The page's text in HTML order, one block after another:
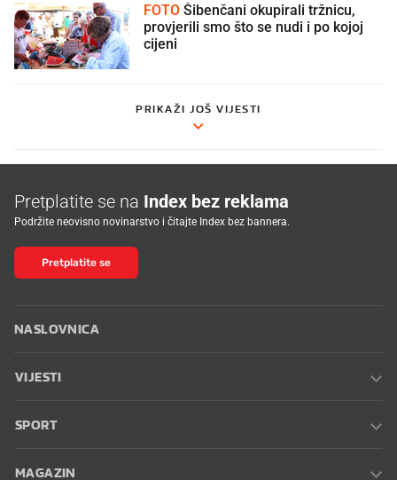
FOTO
provjerili smo što se nudi i po kojoj
cijeni
PRIKAŽI JOŠ VIJESTI
Pretplatite se na Index bez reklama
Podržite neovisno novinarstvo i čitajte Index bez bannera.
Pretplatite se
NASLOVNICA
VIJESTI
SPORT
MAGAZIN